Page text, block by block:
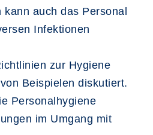
auch das Personal
Infektionen
zur Hygiene
Beispielen diskutiert.
Personalhygiene
im Umgang mit